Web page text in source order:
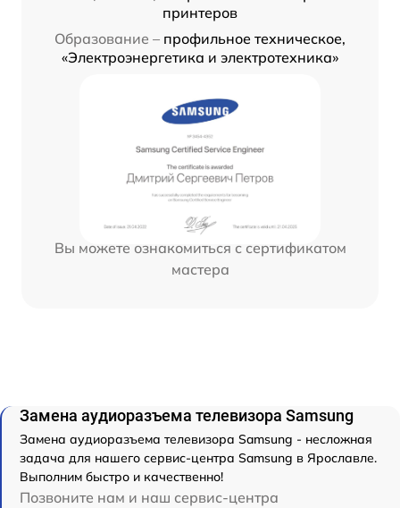
принтеров
Образование – профильное техническое,
«Электроэнергетика и электротехника»
Вы можете ознакомиться с сертификатом
мастера
Замена аудиоразъема телевизора Samsung
Замена аудиоразъема телевизора Samsung - несложная
задача для нашего сервис-центра Samsung в Ярославле.
Выполним быстро и качественно!
Позвоните нам и наш сервис-центра